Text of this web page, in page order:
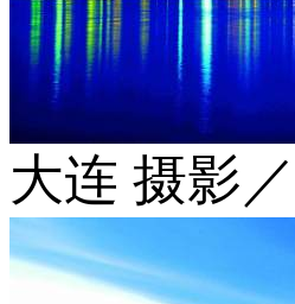
大连 摄影